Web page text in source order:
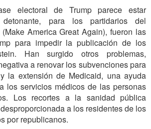
electoral de Trump parece estar
para los partidarios del
America Great Again), fueron las
para impedir la publicación de los
Han surgido otros problemas,
a renovar los subvenciones para
la extensión de Medicaid, una ayuda
los servicios médicos de las personas
Los recortes a la sanidad pública
a los residentes de los
por republicanos.